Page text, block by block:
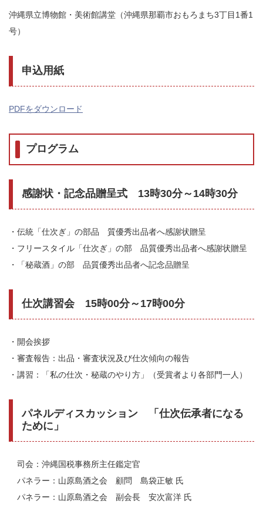
沖縄県立博物館・美術館講堂（沖縄県那覇市おもろまち3丁目1番1
号）
申込用紙
PDFをダウンロード
プログラム
感謝状・記念品贈呈式 13時30分～14時30分
・伝統「仕次ぎ」の部品 質優秀出品者へ感謝状贈呈
・フリースタイル「仕次ぎ」の部 品質優秀出品者へ感謝状贈呈
・「秘蔵酒」の部 品質優秀出品者へ記念品贈呈
仕次講習会 15時00分～17時00分
・開会挨拶
・審査報告：出品・審査状況及び仕次傾向の報告
・講習：「私の仕次・秘蔵のやり方」（受賞者より各部門一人）
パネルディスカッション 「仕次伝承者になる
ために」
司会：沖縄国税事務所主任鑑定官
パネラー：山原島酒之会 顧問 島袋正敏 氏
パネラー：山原島酒之会 副会長 安次富洋 氏